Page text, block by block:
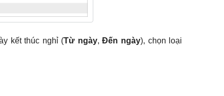
kết thúc nghỉ (Từ ngày,Đến ngày), chọn loại